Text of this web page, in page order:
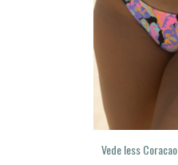
Vede less Coracao